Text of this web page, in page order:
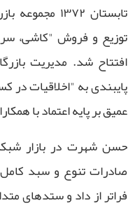
تابستان
توزیع و فروش "کاشی،
افتتاح شد. مدیریت
پایبندی به "اخلاقیات در
عمیق بر پایه اعتماد با
حسن شهرت در بازار
صادرات تنوع و سبد
فراتر از داد و ستدهای